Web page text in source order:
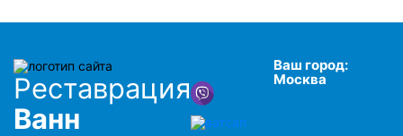
Реставрация
Ванн
Ваш город:
Москва